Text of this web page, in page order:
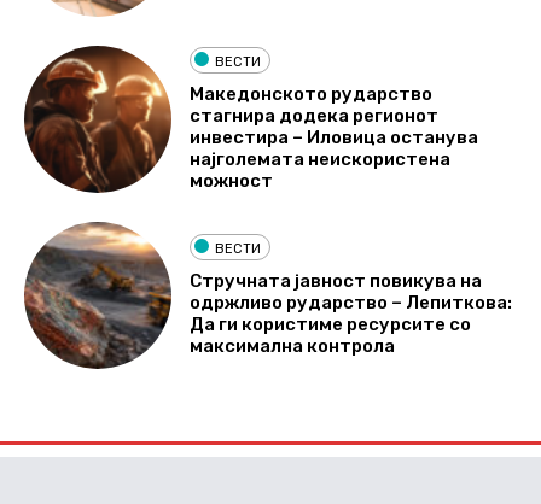
ВЕСТИ
Македонското рударство
стагнира додека регионот
инвестира – Иловица останува
најголемата неискористена
можност
ВЕСТИ
Стручната јавност повикува на
одржливо рударство – Лепиткова:
Да ги користиме ресурсите со
максимална контрола